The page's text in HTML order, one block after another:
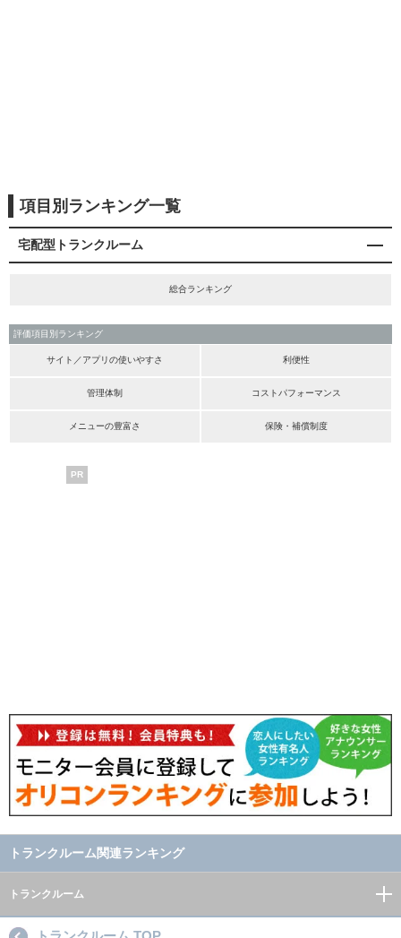
項目別ランキング一覧
宅配型トランクルーム
総合ランキング
評価項目別ランキング
サイト／アプリの使いやすさ 利便性
管理体制 コストパフォーマンス
メニューの豊富さ 保険・補償制度
PR
トランクルーム関連ランキング
トランクルーム